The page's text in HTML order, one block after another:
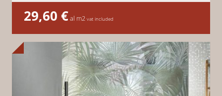
29,60 €al m2 vat included